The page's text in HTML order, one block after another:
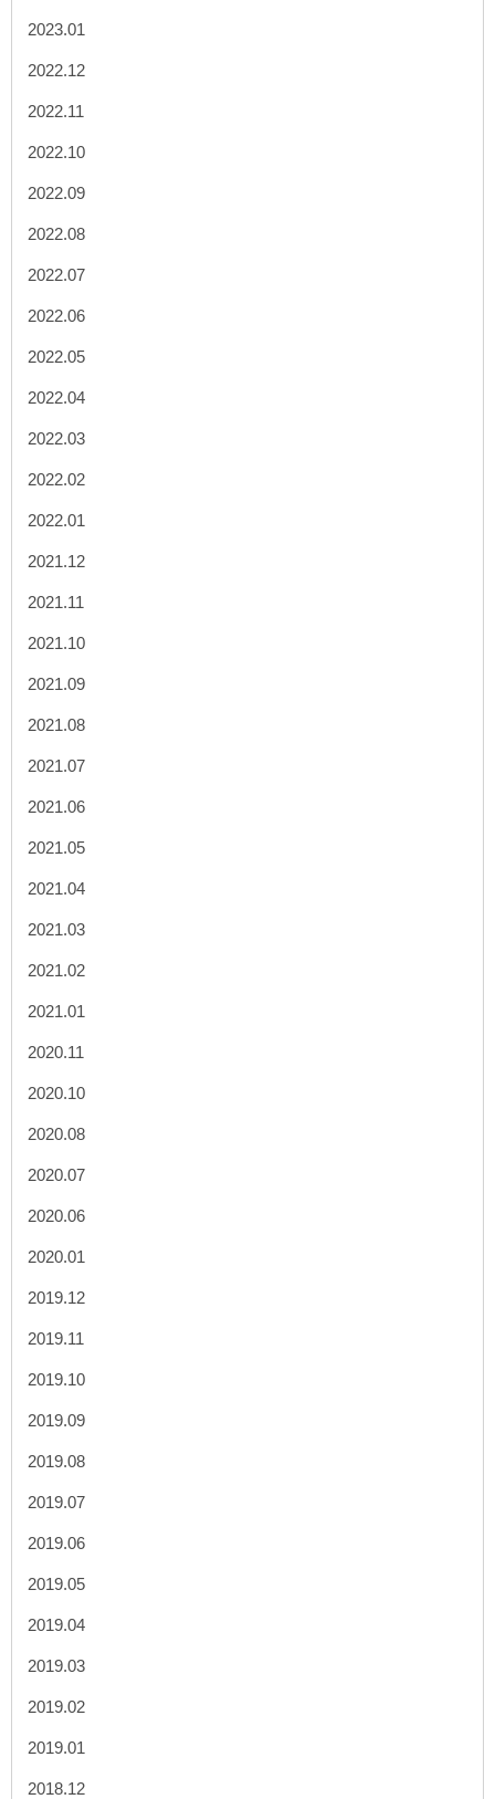
2023.01
2022.12
2022.11
2022.10
2022.09
2022.08
2022.07
2022.06
2022.05
2022.04
2022.03
2022.02
2022.01
2021.12
2021.11
2021.10
2021.09
2021.08
2021.07
2021.06
2021.05
2021.04
2021.03
2021.02
2021.01
2020.11
2020.10
2020.08
2020.07
2020.06
2020.01
2019.12
2019.11
2019.10
2019.09
2019.08
2019.07
2019.06
2019.05
2019.04
2019.03
2019.02
2019.01
2018.12